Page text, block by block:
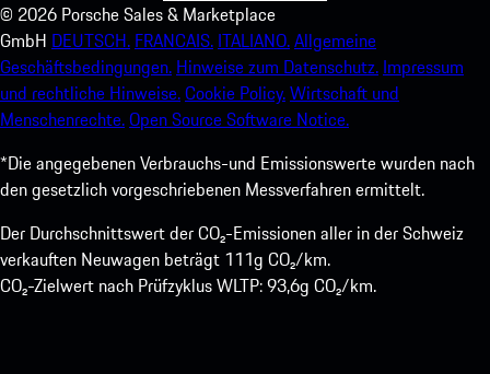
© 2026 Porsche Sales & Marketplace
GmbH DEUTSCH. FRANCAIS. ITALIANO.Allgemeine
Geschäftsbedingungen. Hinweise zum Datenschutz. Impressum
und rechtliche Hinweise.Cookie Policy.Wirtschaft und
Menschenrechte.Open Source Software Notice.
*Die angegebenen Verbrauchs-und Emissionswerte wurden nach
den gesetzlich vorgeschriebenen Messverfahren ermittelt.
Der Durchschnittswert der CO₂-Emissionen aller in der Schweiz
verkauften Neuwagen beträgt 111g CO₂/km.
CO₂-Zielwert nach Prüfzyklus WLTP: 93,6g CO₂/km.